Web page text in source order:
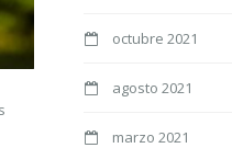
octubre 2021
agosto 2021
marzo 2021